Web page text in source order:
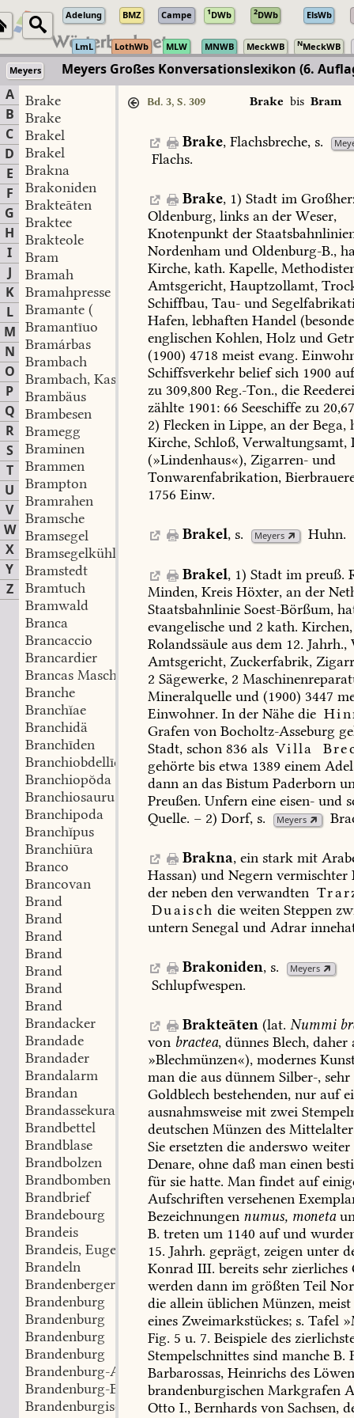
Adelung BMZ Campe 1DWb 2DWb ElsWb
LmL LothWb MLW MNWB MeckWB NMeckWB
Meyers
Meyers Großes Konversationslexikon (6.
A
B
C
D
E
F
G
H
I
J
K
L
M
N
O
P
Q
R
S
T
U
V
W
X
Y
Z
Brake
Brake
Brakel
Brakel
Brakna
Brakoniden
Brakteāten
Braktee
Brakteole
Bram
Bramah
Bramahpresse
Bramante (
Bramantīuo
Bramárbas
Brambach
Brambach, Kaspar Joseph
Brambäus
Brambesen
Bramegg
Braminen
Brammen
Brampton
Bramrahen
Bramsche
Bramsegel
Bramsegelkühlte
Bramstedt
Bramtuch
Bramwald
Branca
Brancaccio
Brancardier
Brancas Maschine
Branche
Branchĭae
Branchidä
Branchīden
Branchiobdellīden
Branchiopŏda
Branchiosaurus
Branchipoda
Branchĭpus
Branchiūra
Branco
Brancovan
Brand
Brand
Brand
Brand
Brand
Brand
Brand
Brandacker
Brandade
Brandader
Brandalarm
Brandan
Brandassekuranz
Brandbettel
Brandblase
Brandbolzen
Brandbomben
Brandbrief
Brandebourg
Brandeis
Brandeis, Eugen
Brandeln
Brandenberger Alpen
Brandenburg
Brandenburg
Brandenburg
Brandenburg
Brandenburg-Ansbach
Brandenburg-Bayreuth
Brandenburgisches Zepter
Bd. 3, S. 309 Brake bis Bram
Brake,Flachsbreche,s.
Flachs.
Brake,1) Stadtim
Oldenburg, links an der Weser,
Knotenpunkt der
Nordenham und Oldenburg-B.,
Kirche, kath. Kapelle,
Amtsgericht, Hauptzollamt,
Schiffbau, Tau- und
Hafen, lebhaften Handel
englischen Kohlen, Holz und
(1900) 4718 meist evang.
Schiffsverkehr beliefsich 1900
zu 309,800 Reg.-Ton., die
zählte 1901: 66 Seeschiffe zu
2) Flecken in Lippe, an der Bega,
Kirche, Schloß, Verwaltungsamt,
(»Lindenhaus«), Zigarren- und
Tonwarenfabrikation,
1756 Einw.
Brakel,s. Meyers Huhn.
Brakel,1) Stadtimpreuß.
Minden, Kreis Höxter, an der
Staatsbahnlinie Soest-Börßum,
evangelische und 2 kath. Kirchen,
Rolandssäule aus dem 12. Jahrh.,
Amtsgericht, Zuckerfabrik,
2 Sägewerke, 2
Mineralquelle und (1900) 3447
Einwohner. In der Nähe die
Grafen von Bocholtz-Asseburg
Stadt, schon 836 als Villa
gehörte bis etwa 1389 einem
dann an das Bistum Paderborn
Preußen. Unfern eine eisen- und
Quelle. – 2) Dorf, s. Meyers
Brakna,einstarkmit
Hassan) und Negern vermischter
der neben den verwandten
Duaisch die weiten Steppen
untern Senegal und Adrar
Brakoniden,s. Meyers
Schlupfwespen.
Brakteāten(lat. Nummi
von bractea, dünnes Blech, daher
»Blechmünzen«), modernes
man die aus dünnem Silber-, sehr
Goldblech bestehenden, nur auf
ausnahmsweise mit zwei
deutschen Münzen des
Sie ersetzten die anderswo weiter
Denare, ohne daß man einen
für sie hatte. Man findet auf
Aufschriften versehenen
Bezeichnungen numus, moneta
B. treten um 1140 aufund
15. Jahrh. geprägt, zeigen unter
Konrad III. bereits sehr zierliches
werden dann im größten Teil
die allein üblichen Münzen, meist
eines Zweimarkstückes; s. Tafel
Fig. 5 u. 7. Beispiele des
Stempelschnittes sind manche B.
Barbarossas, Heinrichs des
brandenburgischen Markgrafen
Otto I., Bernhards von Sachsen,